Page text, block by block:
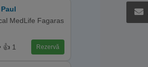
MedLife Fagaras
👍 1
Rezervă